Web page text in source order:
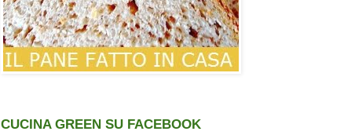
CUCINA GREEN SU FACEBOOK